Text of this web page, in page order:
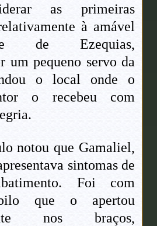
as primeiras
à amável
de Ezequias,
um pequeno servo da
o local onde o
o recebeu com
notou que Gamaliel,
sintomas de
Foi com
que o apertou
nos braços,